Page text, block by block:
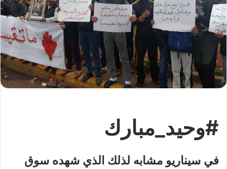
#وحيد_مبارك
في سيناريو مشابه لذلك الذي شهده سوق